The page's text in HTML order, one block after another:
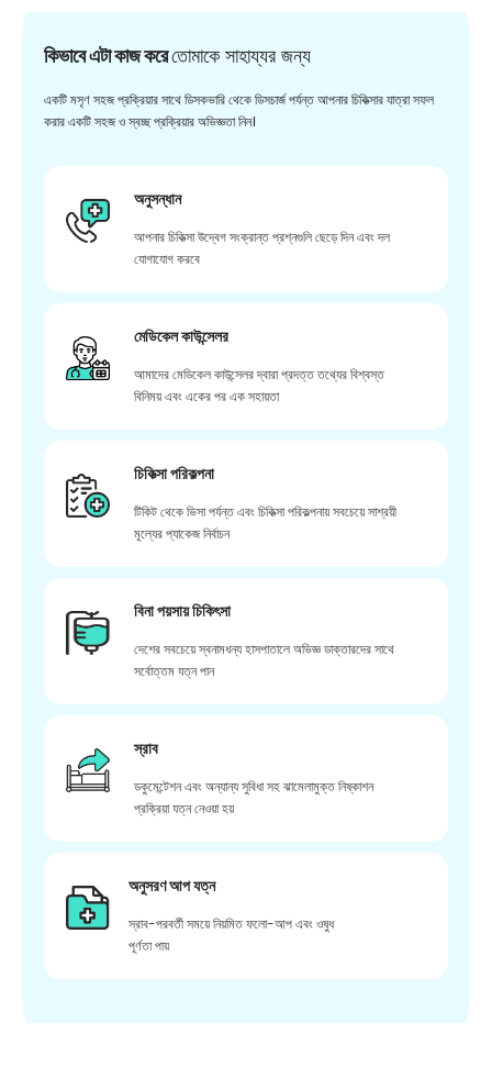
কিভাবে এটা কাজ করেতোমাকে সাহায্যর জন্য
একটি মসৃণ সহজ প্রক্রিয়ার সাথে ডিসকভারি থেকে ডিসচার্জ পর্যন্ত আপনার চিকিত্সার যাত্রা সফল
করার একটি সহজ ও স্বচ্ছ প্রক্রিয়ার অভিজ্ঞতা নিন।
অনুসন্ধান
আপনার চিকিত্সা উদ্বেগ সংক্রান্ত প্রশ্নগুলি ছেড়ে দিন এবং দল
যোগাযোগ করবে
মেডিকেল কাউন্সেলর
আমাদের মেডিকেল কাউন্সেলর দ্বারা প্রদত্ত তথ্যের বিশ্বস্ত
বিনিময় এবং একের পর এক সহায়তা
চিকিত্সা পরিকল্পনা
টিকিট থেকে ভিসা পর্যন্ত এবং চিকিত্সা পরিকল্পনায় সবচেয়ে সাশ্রয়ী
মূল্যের প্যাকেজ নির্বাচন
বিনা পয়সায় চিকিৎসা
দেশের সবচেয়ে স্বনামধন্য হাসপাতালে অভিজ্ঞ ডাক্তারদের সাথে
সর্বোত্তম যত্ন পান
স্রাব
ডকুমেন্টেশন এবং অন্যান্য সুবিধা সহ ঝামেলামুক্ত নিষ্কাশন
প্রক্রিয়া যত্ন নেওয়া হয়
অনুসরণ আপ যত্ন
স্রাব-পরবর্তী সময়ে নিয়মিত ফলো-আপ এবং ওষুধ
পূর্ণতা পায়